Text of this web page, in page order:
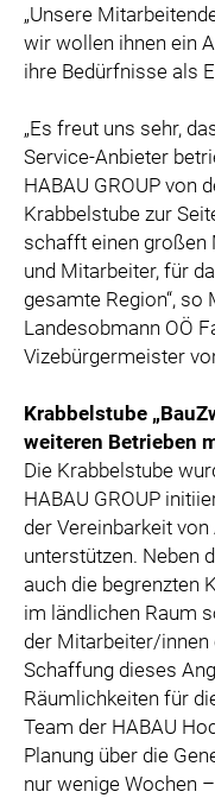
„Unsere
wir wollen ihnen ein
ihre Bedürfnisse als
„Es freut uns sehr,
Service-Anbieter
HABAU GROUP von
Krabbelstube zur
schafft einen großen
und Mitarbeiter, für
gesamte Region“, so
Landesobmann OÖ
Vizebürgermeister
Krabbelstube
weiteren Betrieben
Die Krabbelstube
HABAU GROUP
der Vereinbarkeit
unterstützen. Neben
auch die begrenzten
im ländlichen Raum
der Mitarbeiter/innen
Schaffung dieses
Räumlichkeiten für
Team der HABAU
Planung über die
nur wenige Wochen